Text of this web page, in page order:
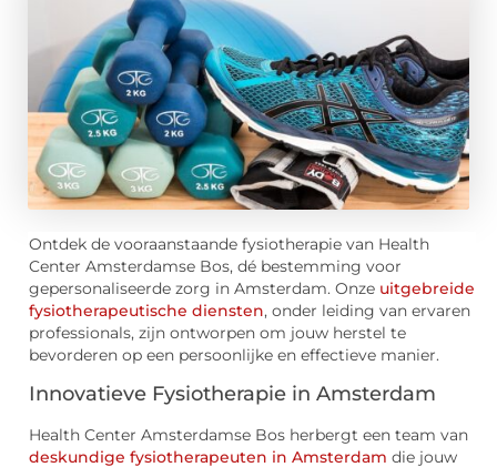
Ontdek de vooraanstaande fysiotherapie van Health
Center Amsterdamse Bos, dé bestemming voor
gepersonaliseerde zorg in Amsterdam. Onze uitgebreide
fysiotherapeutische diensten, onder leiding van ervaren
professionals, zijn ontworpen om jouw herstel te
bevorderen op een persoonlijke en effectieve manier.
Innovatieve Fysiotherapie in Amsterdam
Health Center Amsterdamse Bos herbergt een team van
deskundige fysiotherapeuten in Amsterdam die jouw